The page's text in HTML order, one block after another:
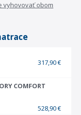
vyhovovať obom
317,90 €
COMFORT
528,90 €